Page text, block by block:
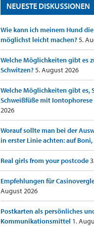
NEUESTE DISKUSSIONEN
Wie kann ich meinem Hund
möglichst leicht machen?5.
Welche Möglichkeiten gibt es
Schwitzen?5. August 2026
Welche Möglichkeiten gibt es,
Schweißfüße mit Iontophorese
2026
Worauf sollte man bei der
in erster Linie achten: auf
Real girls from your postcode
Empfehlungen für
August 2026
Postkarten als persönliches
Kommunikationsmittel 1.